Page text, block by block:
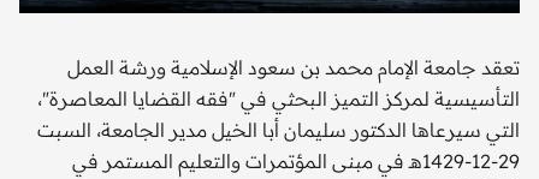
تعقد جامعة الإمام محمد بن سعود الإسلامية ورشة العمل
التأسيسية لمركز التميز البحثي في "فقه القضايا المعاصرة"،
التي سيرعاها الدكتور سليمان أبا الخيل مدير الجامعة، السبت
29-12-1429هـ في مبنى المؤتمرات والتعليم المستمر في